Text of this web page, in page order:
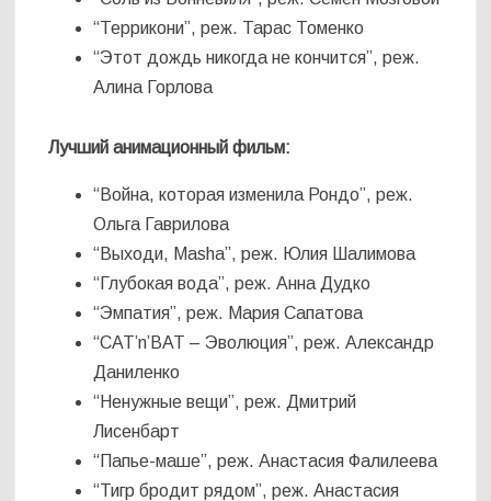
“Террикони”, реж. Тарас Томенко
“Этот дождь никогда не кончится”, реж.
Алина Горлова
Лучший анимационный фильм:
“Война, которая изменила Рондо”, реж.
Ольга Гаврилова
“Выходи, Masha”, реж. Юлия Шалимова
“Глубокая вода”, реж. Анна Дудко
“Эмпатия”, реж. Мария Сапатова
“CAT’n’BAT – Эволюция”, реж. Александр
Даниленко
“Ненужные вещи”, реж. Дмитрий
Лисенбарт
“Папье-маше”, реж. Анастасия Фалилеева
“Тигр бродит рядом”, реж. Анастасия